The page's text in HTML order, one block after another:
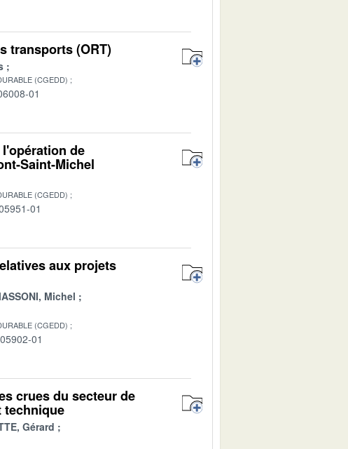
transports (ORT)
(CGEDD)
01
l'opération de
Saint-Michel
(CGEDD)
01
aux projets
Michel
(CGEDD)
01
crues du secteur de
technique
Gérard